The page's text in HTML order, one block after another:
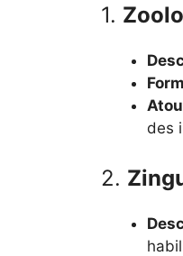
1.
des
2.